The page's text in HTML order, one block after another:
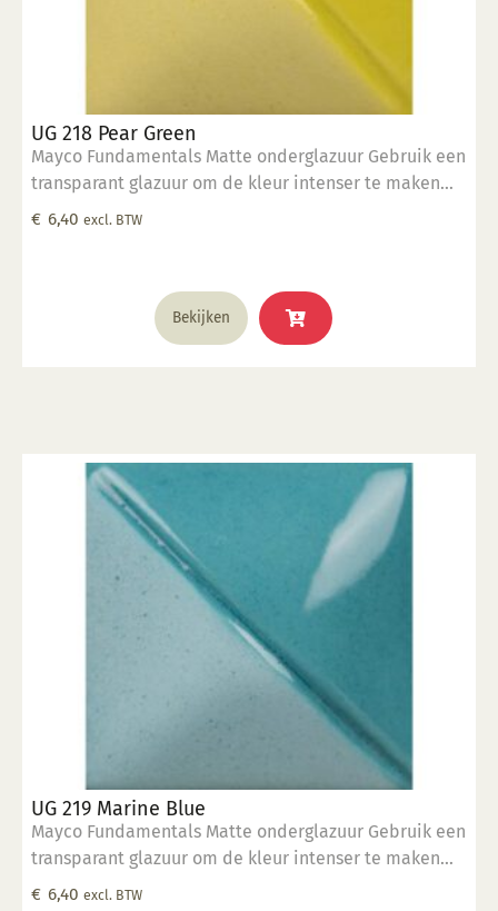
UG 218 Pear Green
Mayco Fundamentals Matte onderglazuur Gebruik een
transparant glazuur om de kleur intenser te maken
Geschikt voor gebruiksgoed mits er een transparant
€ 6,40 excl. BTW
Bekijken
UG 219 Marine Blue
Mayco Fundamentals Matte onderglazuur Gebruik een
transparant glazuur om de kleur intenser te maken
Geschikt voor gebruiksgoed mits er een transparant
€ 6,40 excl. BTW